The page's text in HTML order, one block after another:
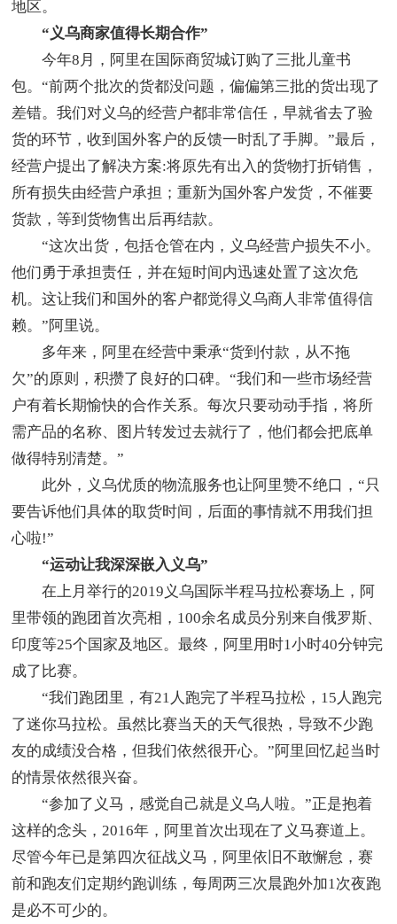
地区。
“义乌商家值得长期合作”
今年8月，阿里在国际商贸城订购了三批儿童书
包。“前两个批次的货都没问题，偏偏第三批的货出现了
差错。我们对义乌的经营户都非常信任，早就省去了验
货的环节，收到国外客户的反馈一时乱了手脚。”最后，
经营户提出了解决方案:将原先有出入的货物打折销售，
所有损失由经营户承担；重新为国外客户发货，不催要
货款，等到货物售出后再结款。
“这次出货，包括仓管在内，义乌经营户损失不小。
他们勇于承担责任，并在短时间内迅速处置了这次危
机。这让我们和国外的客户都觉得义乌商人非常值得信
赖。”阿里说。
多年来，阿里在经营中秉承“货到付款，从不拖
欠”的原则，积攒了良好的口碑。“我们和一些市场经营
户有着长期愉快的合作关系。每次只要动动手指，将所
需产品的名称、图片转发过去就行了，他们都会把底单
做得特别清楚。”
此外，义乌优质的物流服务也让阿里赞不绝口，“只
要告诉他们具体的取货时间，后面的事情就不用我们担
心啦!”
“运动让我深深嵌入义乌”
在上月举行的2019义乌国际半程马拉松赛场上，阿
里带领的跑团首次亮相，100余名成员分别来自俄罗斯、
印度等25个国家及地区。最终，阿里用时1小时40分钟完
成了比赛。
“我们跑团里，有21人跑完了半程马拉松，15人跑完
了迷你马拉松。虽然比赛当天的天气很热，导致不少跑
友的成绩没合格，但我们依然很开心。”阿里回忆起当时
的情景依然很兴奋。
“参加了义马，感觉自己就是义乌人啦。”正是抱着
这样的念头，2016年，阿里首次出现在了义马赛道上。
尽管今年已是第四次征战义马，阿里依旧不敢懈怠，赛
前和跑友们定期约跑训练，每周两三次晨跑外加1次夜跑
是必不可少的。